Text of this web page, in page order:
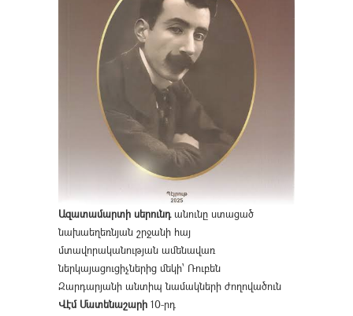
Ազատամարտի սերունդանունը ստացած
նախաեղեռնյան շրջանի հայ
մտավորականության ամենավառ
ներկայացուցիչներից մեկի՝ Ռուբեն
Զարդարյանի անտիպ նամակների ժողովածուն
Վէմ Մատենաշարի 10-րդ